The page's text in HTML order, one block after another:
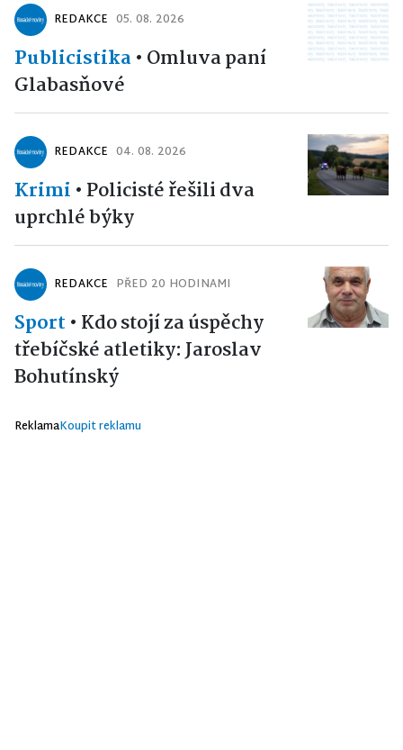
REDAKCE 05. 08. 2026
Publicistika• Omluva paní
Glabasňové
REDAKCE 04. 08. 2026
Krimi • Policisté řešili dva
uprchlé býky
REDAKCE PŘED 20 HODINAMI
Sport • Kdo stojí za úspěchy
třebíčské atletiky: Jaroslav
Bohutínský
ReklamaKoupit reklamu